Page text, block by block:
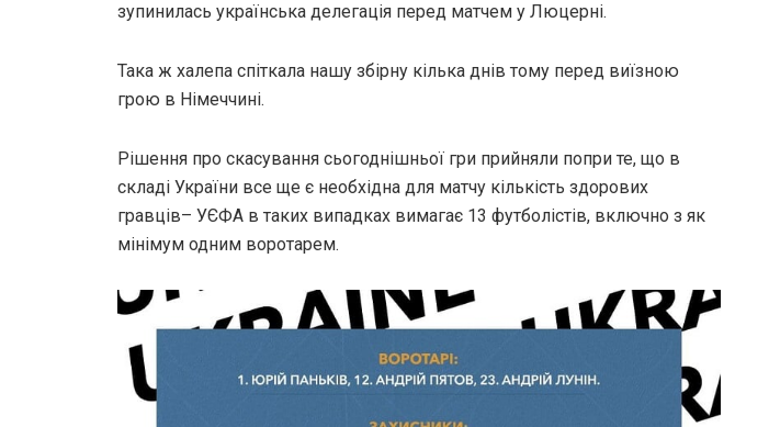
зупинилась українська делегація перед матчем у Люцерні.
Така ж халепа спіткала нашу збірну кілька днів тому перед виїзною
грою в Німеччині.
Рішення про скасування сьогоднішньої гри прийняли попри те, що в
складі України все ще є необхідна для матчу кількість здорових
гравців– УЄФА в таких випадках вимагає 13 футболістів, включно з як
мінімум одним воротарем.